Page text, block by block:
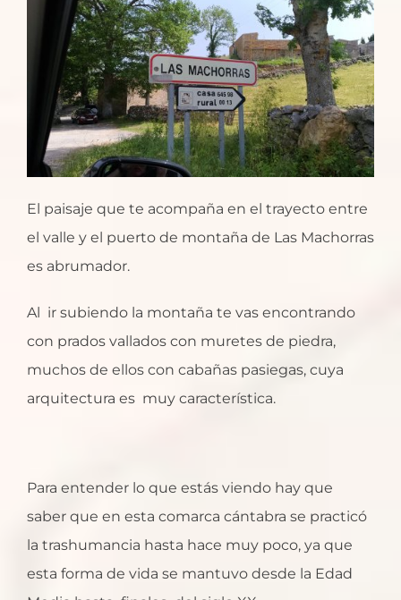
El paisaje que te acompaña en el trayecto entre
el valle y el puerto de montaña de Las Machorras
es abrumador.
Al ir subiendo la montaña te vas encontrando
con prados vallados con muretes de piedra,
muchos de ellos con cabañas pasiegas, cuya
arquitectura es muy característica.
Para entender lo que estás viendo hay que
saber que en esta comarca cántabra se practicó
la trashumancia hasta hace muy poco, ya que
esta forma de vida se mantuvo desde la Edad